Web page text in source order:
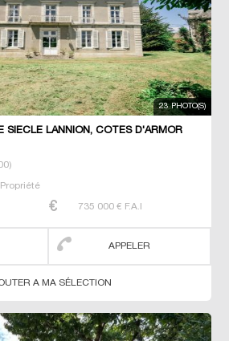
23 PHOTO(S)
SIÈCLE LANNION, CÔTES D'ARMOR
)
735 000 € F.A.I
APPELER
A MA SÉLECTION